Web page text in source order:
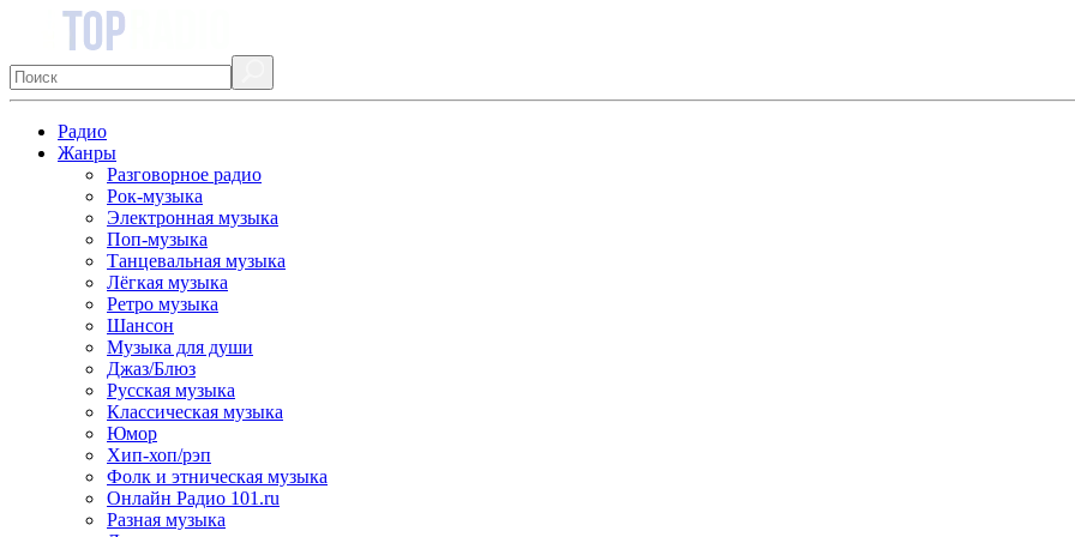
Радио
Жанры
Разговорное радио
Рок-музыка
Электронная музыка
Поп-музыка
Танцевальная музыка
Лёгкая музыка
Ретро музыка
Шансон
Музыка для души
Джаз/Блюз
Русская музыка
Классическая музыка
Юмор
Хип-хоп/рэп
Фолк и этническая музыка
Онлайн Радио 101.ru
Разная музыка